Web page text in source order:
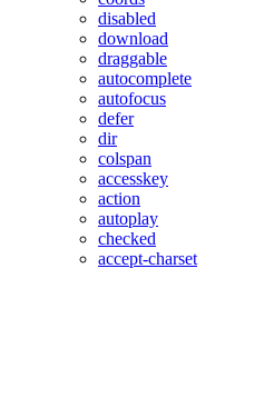
disabled
download
draggable
autocomplete
autofocus
defer
dir
colspan
accesskey
action
autoplay
checked
accept-charset